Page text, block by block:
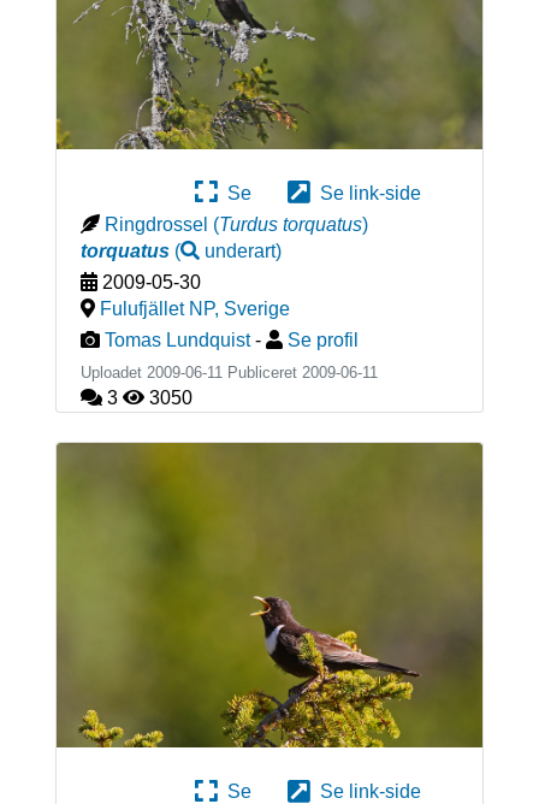
Se
Se link-side
Ringdrossel (Turdus torquatus)
torquatus( underart)
2009-05-30
Fulufjället NP, Sverige
Tomas Lundquist - Se profil
Uploadet 2009-06-11 Publiceret 2009-06-11
3 3050
Se
Se link-side